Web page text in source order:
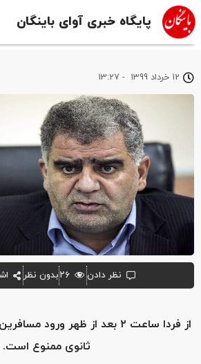
پایگاه خبری آوای باینگان
از فردا ساعت ۲ بعد از ظهر ورود
ثانوی ممنوع است.
12 خرداد 1399 -
13:27
نظر دادن ۲۶بدون نظر